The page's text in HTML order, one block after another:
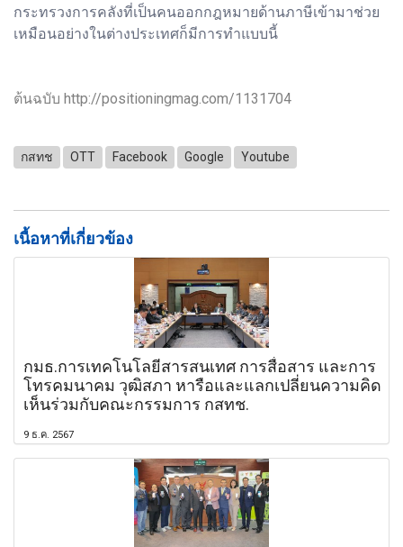
กระทรวงการคลังที่เป็นคนออกกฎหมายด้านภาษีเข้ามาช่วย
เหมือนอย่างในต่างประเทศก็มีการทำแบบนี้
ต้นฉบับ http://positioningmag.com/1131704
กสทช OTT Facebook Google Youtube
เนื้อหาที่เกี่ยวข้อง
กมธ.การเทคโนโลยีสารสนเทศ การสื่อสาร และการ
โทรคมนาคม วุฒิสภา หารือและแลกเปลี่ยนความคิด
เห็นร่วมกับคณะกรรมการ กสทช.
9 ธ.ค. 2567